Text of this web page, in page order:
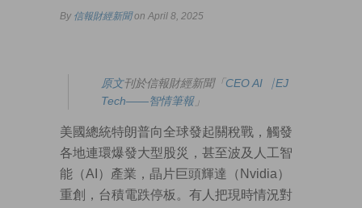
By 信報財經新聞on April 8, 2025
原文刊於信報財經新聞「CEO AI⎹ EJ
Tech——智情筆報」
美國總統特朗普向全球發起關稅戰，觸發
各地連環爆發大型股災，甚至波及人工智
能（AI）產業，晶片巨頭輝達（Nvidia）
重創，台積電跌停板。有人把現時情況對